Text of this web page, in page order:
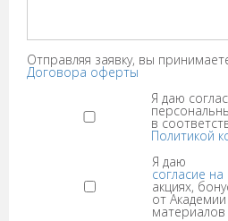
Отправляя заявку, вы
Договора оферты
Я даю
в
Политикой
Я даю
согласие
акциях,
от
материалов